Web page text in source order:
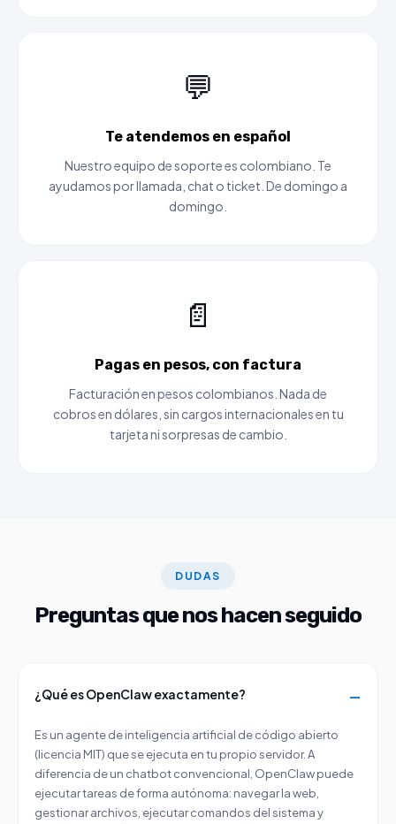
💬
Te atendemos en español
Nuestro equipo de soporte es colombiano. Te
ayudamos por llamada, chat o ticket. De domingo a
domingo.
📄
Pagas en pesos, con factura
Facturación en pesos colombianos. Nada de
cobros en dólares, sin cargos internacionales en tu
tarjeta ni sorpresas de cambio.
DUDAS
Preguntas que nos hacen seguido
¿Qué es OpenClaw exactamente?
Es un agente de inteligencia artificial de código abierto
(licencia MIT) que se ejecuta en tu propio servidor. A
diferencia de un chatbot convencional, OpenClaw puede
ejecutar tareas de forma autónoma: navegar la web,
gestionar archivos, ejecutar comandos del sistema y